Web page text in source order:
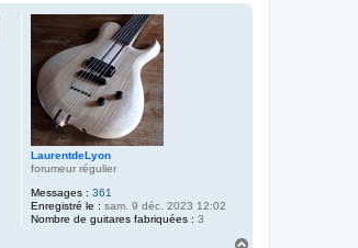
LaurentdeLyon
forumeur régulier
Messages : 361
Enregistré le : sam. 9 déc. 2023 12:02
Nombre de guitares fabriquées : 3